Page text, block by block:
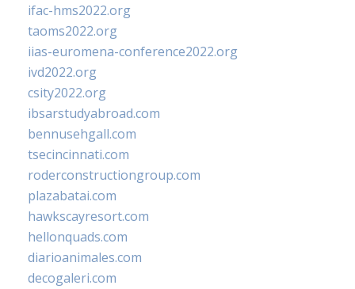
ifac-hms2022.org
taoms2022.org
iias-euromena-conference2022.org
ivd2022.org
csity2022.org
ibsarstudyabroad.com
bennusehgall.com
tsecincinnati.com
roderconstructiongroup.com
plazabatai.com
hawkscayresort.com
hellonquads.com
diarioanimales.com
decogaleri.com